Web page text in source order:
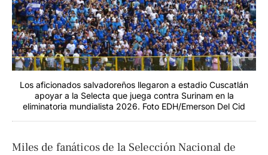
Los aficionados salvadoreños llegaron a estadio Cuscatlán
apoyar a la Selecta que juega contra Surinam en la
eliminatoria mundialista 2026. Foto EDH/Emerson Del Cid
Miles de fanáticos de la Selección Nacional de